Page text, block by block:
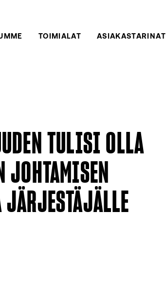
TOIMIALAT ASIAKASTARINAT
TULISI OLLA
JOHTAMISEN